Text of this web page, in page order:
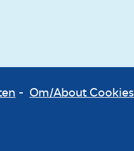
- Om/About Cookies